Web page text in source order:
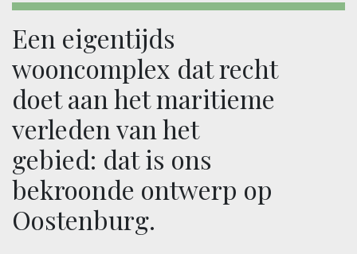
Een eigentijds
wooncomplex dat recht
doet aan het maritieme
verleden van het
gebied: dat is ons
bekroonde ontwerp op
Oostenburg.